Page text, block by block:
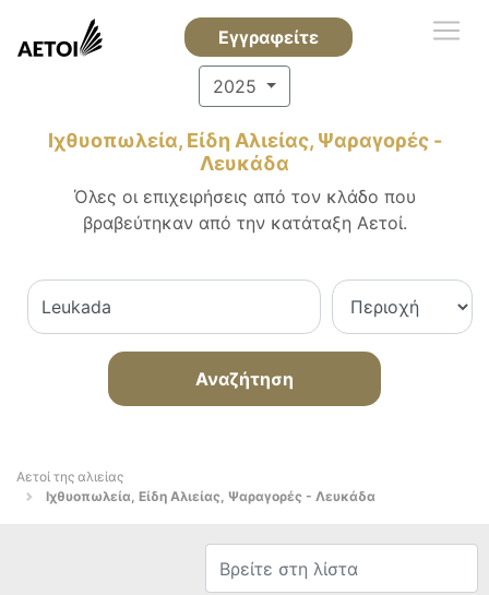
Εγγραφείτε
2025
Ιχθυοπωλεία, Είδη Αλιείας, Ψαραγορές -
Λευκάδα
Όλες οι επιχειρήσεις από τον κλάδο που
βραβεύτηκαν από την κατάταξη Αετοί.
Αναζήτηση
Αετοί της αλιείας
Ιχθυοπωλεία, Είδη Αλιείας, Ψαραγορές - Λευκάδα